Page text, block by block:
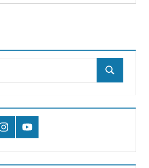
Buscar
Youtube